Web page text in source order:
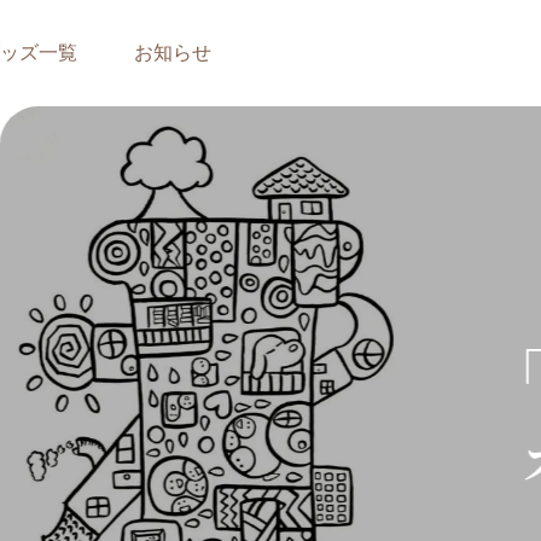
ズ一覧 お知らせ
「ことば」に合わせた
オリジナルイラスト